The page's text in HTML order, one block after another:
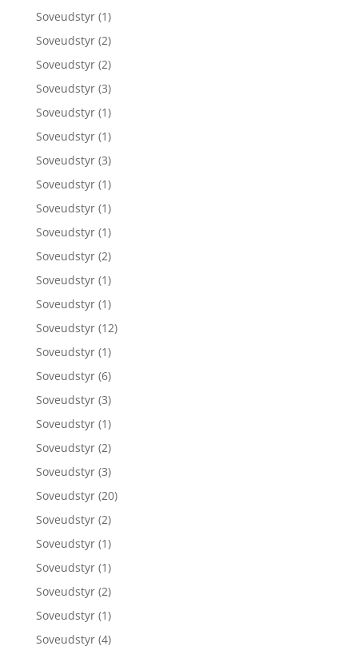
Soveudstyr (1)
Soveudstyr (2)
Soveudstyr (2)
Soveudstyr (3)
Soveudstyr (1)
Soveudstyr (1)
Soveudstyr (3)
Soveudstyr (1)
Soveudstyr (1)
Soveudstyr (1)
Soveudstyr (2)
Soveudstyr (1)
Soveudstyr (1)
Soveudstyr (12)
Soveudstyr (1)
Soveudstyr (6)
Soveudstyr (3)
Soveudstyr (1)
Soveudstyr (2)
Soveudstyr (3)
Soveudstyr (20)
Soveudstyr (2)
Soveudstyr (1)
Soveudstyr (1)
Soveudstyr (2)
Soveudstyr (1)
Soveudstyr (4)